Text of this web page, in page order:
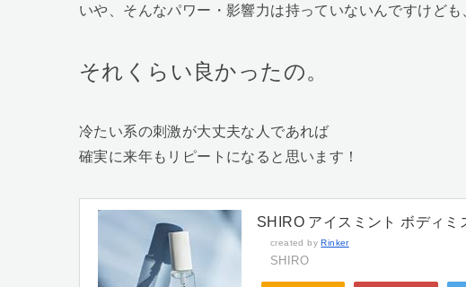
いや、そんなパワー・影響力は持っていないんですけども
それくらい良かったの。
冷たい系の刺激が大丈夫な人であれば
確実に来年もリピートになると思います！
SHIRO アイスミント ボディミ
created byRinker
SHIRO